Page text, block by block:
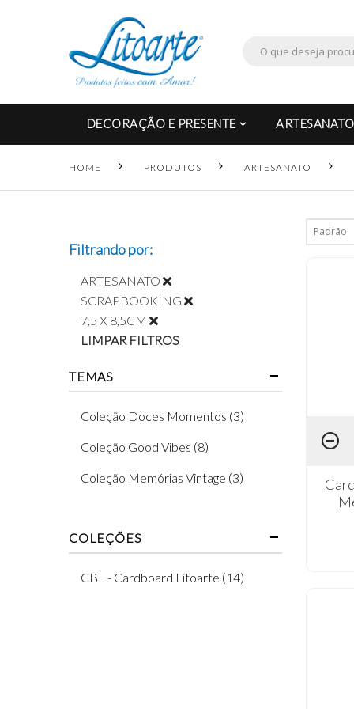
DECORAÇÃO E PRESENTE ARTESANATO
HOME PRODUTOS ARTESANATO
Filtrando por:
ARTESANATO
SCRAPBOOKING
7,5 X 8,5CM
LIMPAR FILTROS
TEMAS
Coleção Doces Momentos (3)
Coleção Good Vibes (8)
Coleção Memórias Vintage (3)
COLEÇÕES
CBL - Cardboard Litoarte (14)